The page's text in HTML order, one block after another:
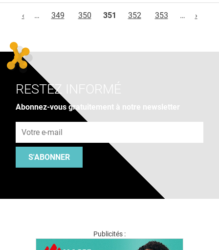
‹
… 349 350 351 352 353 … ›
RESTEZ INFORMÉ
Abonnez-vous gratuitement à notre newsletter
S'ABONNER
Publicités :